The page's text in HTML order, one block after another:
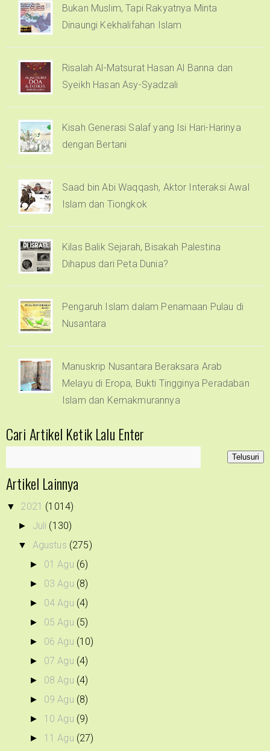
Bukan Muslim, Tapi Rakyatnya Minta
Dinaungi Kekhalifahan Islam
Risalah Al-Matsurat Hasan Al Banna dan
Syeikh Hasan Asy-Syadzali
Kisah Generasi Salaf yang Isi Hari-Harinya
dengan Bertani
Saad bin Abi Waqqash, Aktor Interaksi Awal
Islam dan Tiongkok
Kilas Balik Sejarah, Bisakah Palestina
Dihapus dari Peta Dunia?
Pengaruh Islam dalam Penamaan Pulau di
Nusantara
Manuskrip Nusantara Beraksara Arab
Melayu di Eropa, Bukti Tingginya Peradaban
Islam dan Kemakmurannya
Cari Artikel Ketik Lalu Enter
Artikel Lainnya
▼ 2021 (1014)
► Juli (130)
▼ Agustus (275)
► 01 Agu (6)
► 03 Agu (8)
► 04 Agu (4)
► 05 Agu (5)
► 06 Agu (10)
► 07 Agu (4)
► 08 Agu (4)
► 09 Agu (8)
► 10 Agu (9)
► 11 Agu (27)